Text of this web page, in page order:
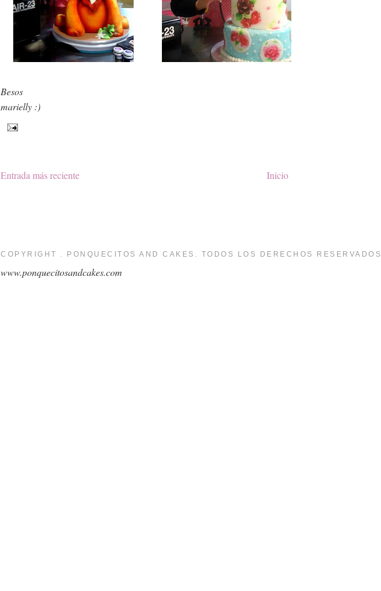
Besos
marielly :)
Entrada más reciente Inicio
COPYRIGHT . PONQUECITOS AND CAKES. TODOS LOS DERECHOS RESERVADOS
www.ponquecitosandcakes.com